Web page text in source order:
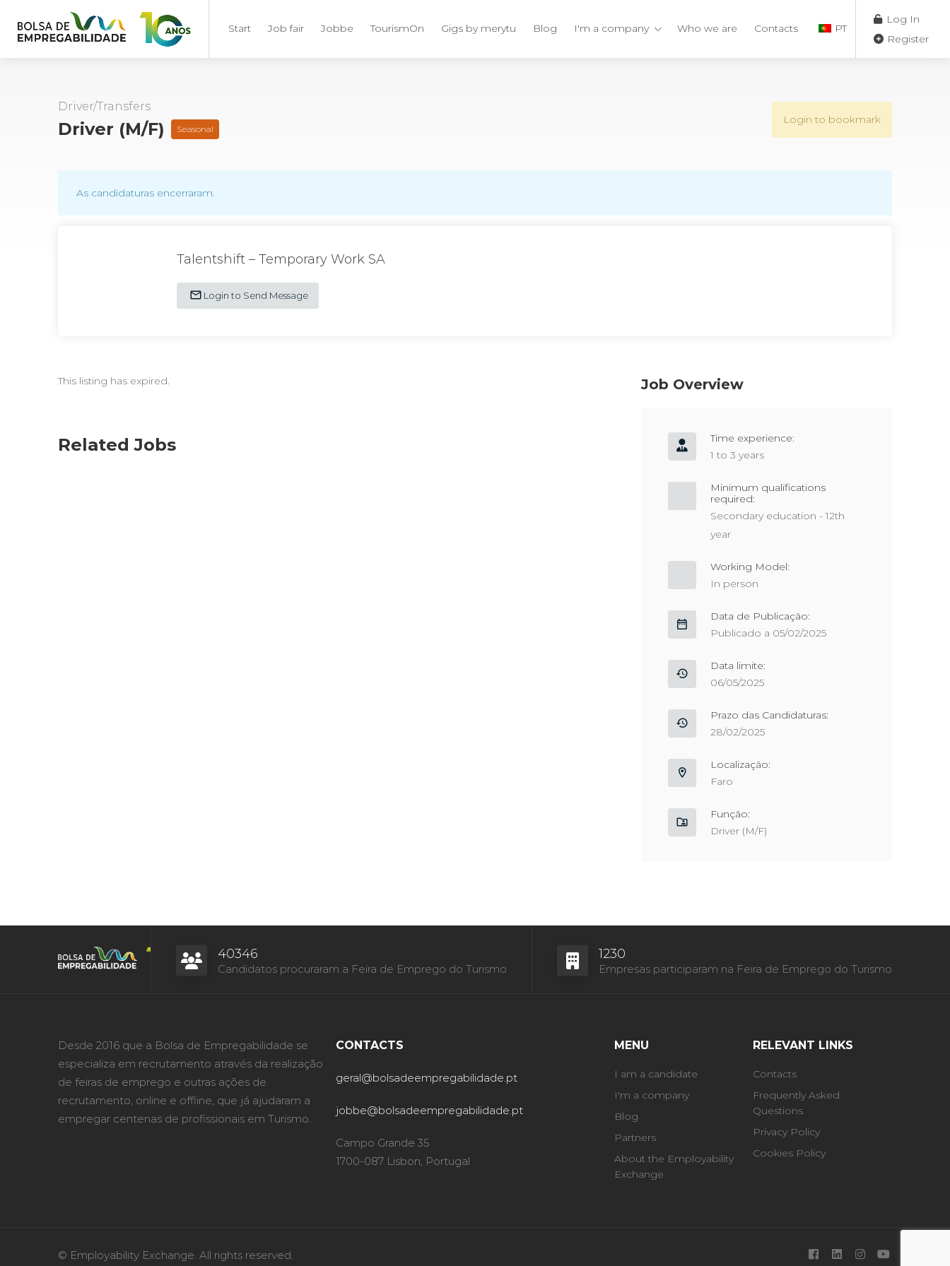
Start Job fair Jobbe TourismOn Gigs by merytu Blog I'm a company Who we are Contacts PT
Log In
Register
Driver/Transfers
Driver (M/F) Seasonal
Login to bookmark
As candidaturas encerraram.
Talentshift – Temporary Work SA
Login to Send Message
This listing has expired.
Related Jobs
Job Overview
Time experience:
1 to 3 years
Minimum qualifications
required:
Secondary education - 12th
year
Working Model:
In person
Data de Publicação:
Publicado a 05/02/2025
Data limite:
06/05/2025
Prazo das Candidaturas:
28/02/2025
Localização:
Faro
Função:
Driver (M/F)
40346
Candidatos procuraram a Feira de Emprego do Turismo
1230
Empresas participaram na Feira de Emprego do Turismo
Desde 2016 que a Bolsa de Empregabilidade se
especializa em recrutamento através da realização
de feiras de emprego e outras ações de
recrutamento, online e offline, que já ajudaram a
empregar centenas de profissionais em Turismo.
CONTACTS
geral@bolsadeempregabilidade.pt
jobbe@bolsadeempregabilidade.pt
Campo Grande 35
1700-087 Lisbon, Portugal
MENU
I am a candidate
I'm a company
Blog
Partners
About the Employability
Exchange
RELEVANT LINKS
Contacts
Frequently Asked
Questions
Privacy Policy
Cookies Policy
© Employability Exchange. All rights reserved.